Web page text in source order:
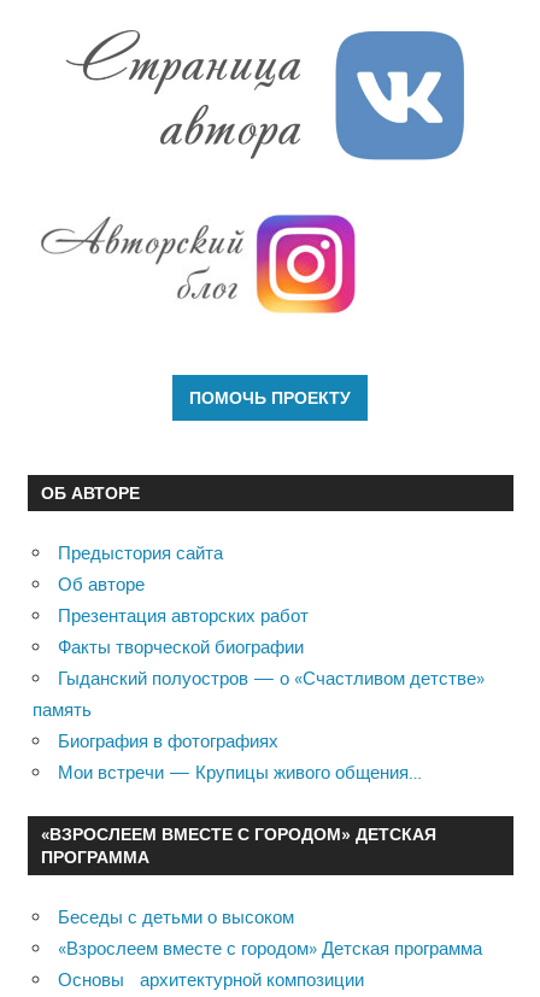
ОБ АВТОРЕ
Предыстория сайта
Об авторе
Презентация авторских работ
Факты творческой биографии
Гыданский полуостров — о «Счастливом детстве»
память
Биография в фотографиях
Мои встречи — Крупицы живого общения…
«ВЗРОСЛЕЕМ ВМЕСТЕ С ГОРОДОМ» ДЕТСКАЯ
ПРОГРАММА
Беседы с детьми о высоком
«Взрослеем вместе с городом» Детская программа
Основы архитектурной композиции